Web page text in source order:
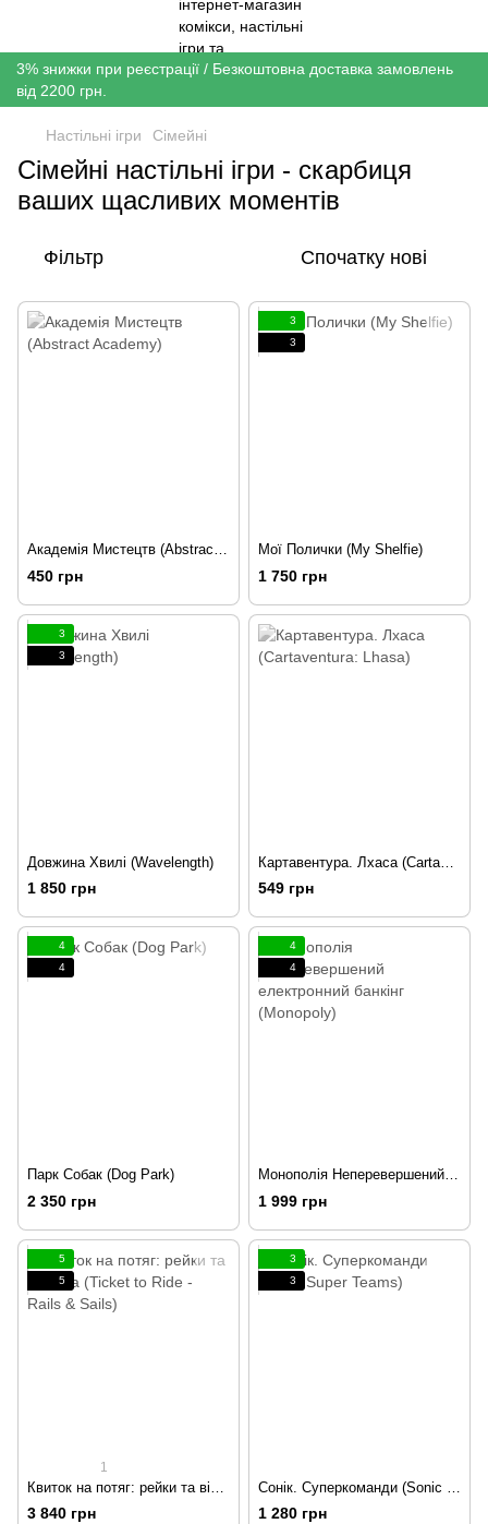
3% знижки при реєстрації / Безкоштовна доставка замовлень
від 2200 грн.
Настільні ігри Сімейні
Сімейні настільні ігри - скарбиця
ваших щасливих моментів
Фільтр Спочатку нові
Академія Мистецтв (Abstract Academy)
450 грн
3
3
Мої Полички (My Shelfie)
1 750 грн
3
3
Довжина Хвилі (Wavelength)
1 850 грн 549 грн
4
4
Парк Собак (Dog Park)
2 350 грн
4
4
Монополія Неперевершений електронний банкінг (Monopoly)
1 999 грн
5
5
1
3 840 грн
3
3
1 280 грн